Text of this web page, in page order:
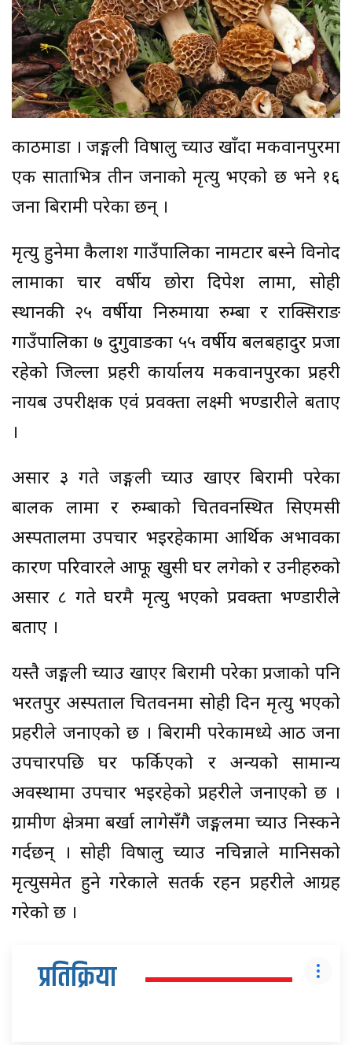
काठमाडौं । जङ्गली विषालु च्याउ खाँदा मकवानपुरमा
एक साताभित्र तीन जनाको मृत्यु भएको छ भने १६
जना बिरामी परेका छन् ।
मृत्यु हुनेमा कैलाश गाउँपालिका नामटार बस्ने विनोद
लामाका चार वर्षीय छोरा दिपेश लामा, सोही
स्थानकी २५ वर्षीया निरुमाया रुम्बा र राक्सिराङ
गाउँपालिका ७ दुगुवाङका ५५ वर्षीय बलबहादुर प्रजा
रहेको जिल्ला प्रहरी कार्यालय मकवानपुरका प्रहरी
नायब उपरीक्षक एवं प्रवक्ता लक्ष्मी भण्डारीले बताए
।
असार ३ गते जङ्गली च्याउ खाएर बिरामी परेका
बालक लामा र रुम्बाको चितवनस्थित सिएमसी
अस्पतालमा उपचार भइरहेकामा आर्थिक अभावका
कारण परिवारले आफू खुसी घर लगेको र उनीहरुको
असार ८ गते घरमै मृत्यु भएको प्रवक्ता भण्डारीले
बताए ।
यस्तै जङ्गली च्याउ खाएर बिरामी परेका प्रजाको पनि
भरतपुर अस्पताल चितवनमा सोही दिन मृत्यु भएको
प्रहरीले जनाएको छ । बिरामी परेकामध्ये आठ जना
उपचारपछि घर फर्किएको र अन्यको सामान्य
अवस्थामा उपचार भइरहेको प्रहरीले जनाएको छ ।
ग्रामीण क्षेत्रमा बर्खा लागेसँगै जङ्गलमा च्याउ निस्कने
गर्दछन् । सोही विषालु च्याउ नचिन्नाले मानिसको
मृत्युसमेत हुने गरेकाले सतर्क रहन प्रहरीले आग्रह
गरेको छ ।
प्रतिक्रिया